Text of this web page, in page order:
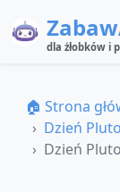
dla żłobków i
🏠 Strona
Dzień
Dzień